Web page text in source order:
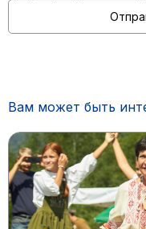
Вам может быть